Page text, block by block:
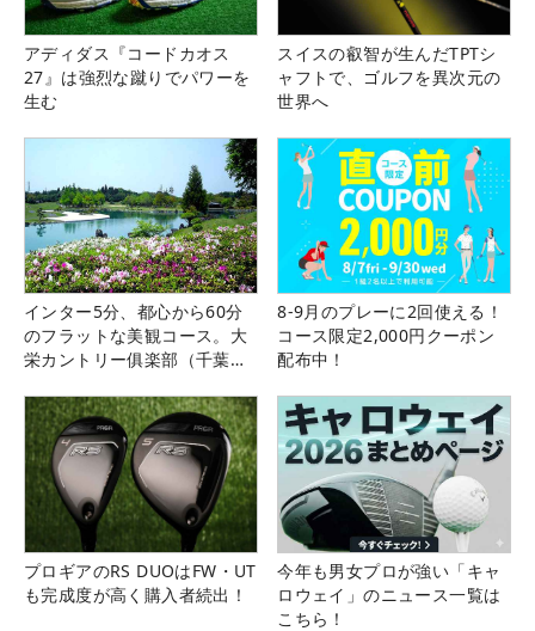
アディダス『コードカオス
27』は強烈な蹴りでパワーを
生む
スイスの叡智が生んだTPTシ
ャフトで、ゴルフを異次元の
世界へ
インター5分、都心から60分
のフラットな美観コース。大
栄カントリー俱楽部（千葉
8-9月のプレーに2回使える！
コース限定2,000円クーポン
配布中！
プロギアのRS DUOはFW・UT
も完成度が高く購入者続出！
今年も男女プロが強い「キャ
ロウェイ」のニュース一覧は
こちら！